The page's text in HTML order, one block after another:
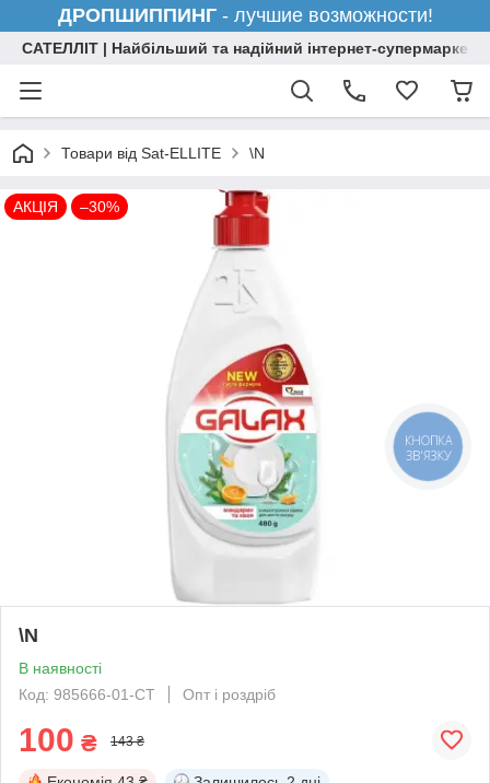
ДРОПШИППИНГ- лучшие возможности!
САТЕЛЛІТ | Найбільший та надійний інтернет-супермаркет
Товари від Sat-ELLITE \N
АКЦІЯ –30%
\N
В наявності
Код: 985666-01-СТ
Опт і роздріб
100 ₴ 143 ₴
КНОПКА
ЗВ'ЯЗКУ